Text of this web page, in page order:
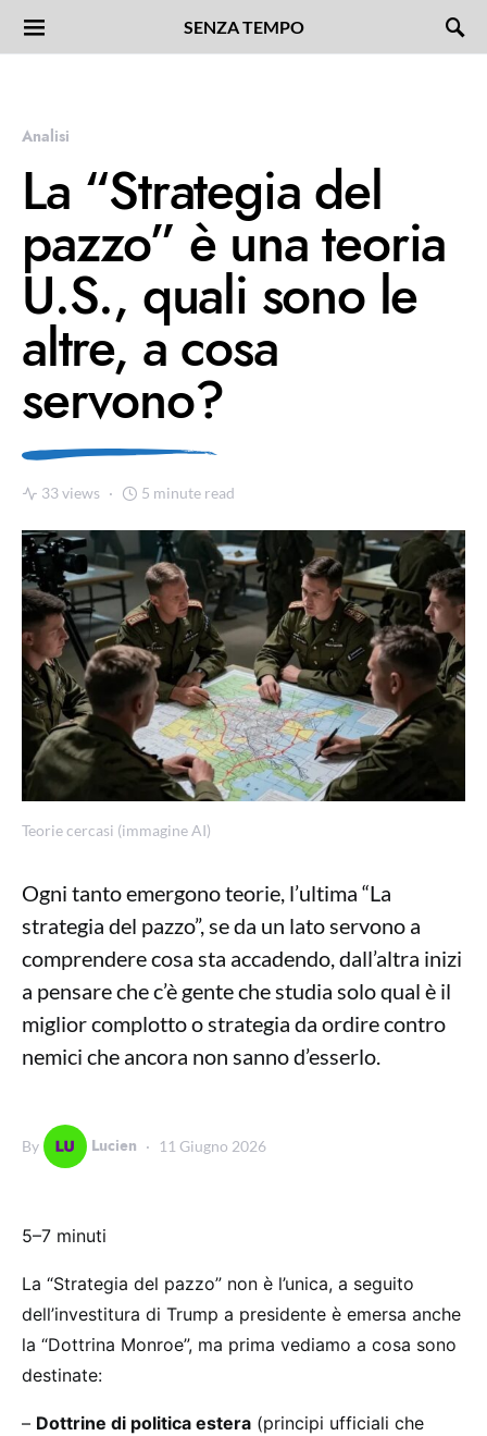
SENZA TEMPO
Analisi
La “Strategia del
pazzo” è una teoria
U.S., quali sono le
altre, a cosa
servono?
33 views 5 minute read
Teorie cercasi (immagine AI)
Ogni tanto emergono teorie, l’ultima “La
strategia del pazzo”, se da un lato servono a
comprendere cosa sta accadendo, dall’altra inizi
a pensare che c’è gente che studia solo qual è il
miglior complotto o strategia da ordire contro
nemici che ancora non sanno d’esserlo.
By Lucien 11 Giugno 2026
5–7 minuti
La “Strategia del pazzo” non è l’unica, a seguito
dell’investitura di Trump a presidente è emersa anche
la “Dottrina Monroe”, ma prima vediamo a cosa sono
destinate:
– Dottrine di politica estera (principi ufficiali che